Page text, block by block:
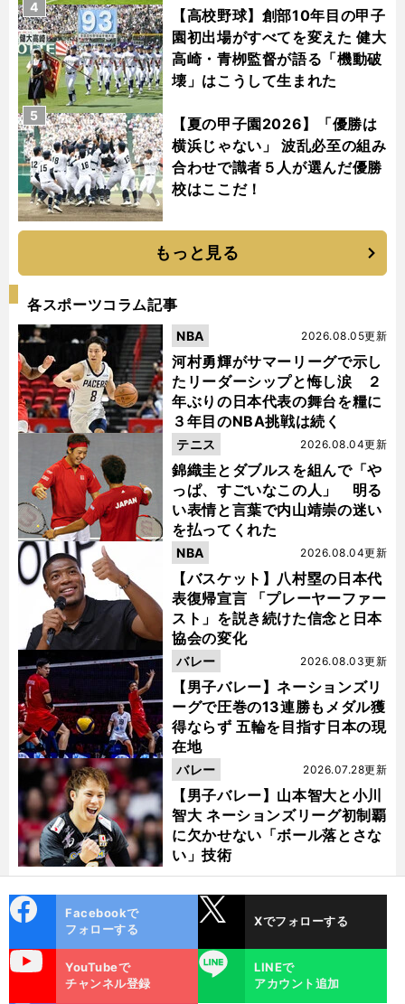
【高校野球】創部10年目の甲子
園初出場がすべてを変えた 健大
高崎・青栁監督が語る「機動破
壊」はこうして生まれた
4
【夏の甲子園2026】「優勝は
横浜じゃない」 波乱必至の組み
合わせで識者５人が選んだ優勝
校はここだ！
5
もっと見る
各スポーツコラム記事
河村勇輝がサマーリーグで示し
たリーダーシップと悔し涙 ２
年ぶりの日本代表の舞台を糧に
３年目のNBA挑戦は続く
2026.08.05更新
NBA
錦織圭とダブルスを組んで「や
っぱ、すごいなこの人」 明る
い表情と言葉で内山靖崇の迷い
を払ってくれた
2026.08.04更新
テニス
【バスケット】八村塁の日本代
表復帰宣言 「プレーヤーファー
スト」を説き続けた信念と日本
協会の変化
2026.08.04更新
NBA
【男子バレー】ネーションズリ
ーグで圧巻の13連勝もメダル獲
得ならず 五輪を目指す日本の現
在地
2026.08.03更新
バレー
【男子バレー】山本智大と小川
智大 ネーションズリーグ初制覇
に欠かせない「ボール落とさな
い」技術
2026.07.28更新
バレー
ok
Facebookで
フォローする
Xでフォローする
YouTubeで
チャンネル登録
LINE
LINEで
アカウント追加